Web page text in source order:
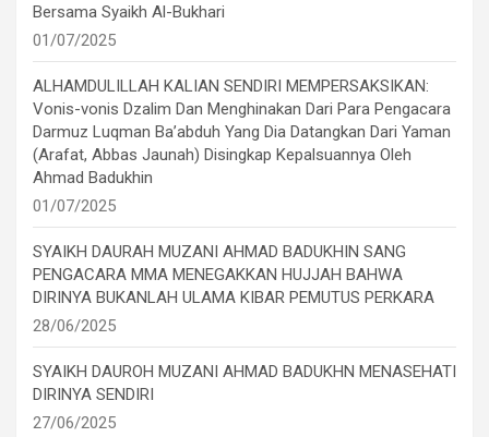
Bersama Syaikh Al-Bukhari
01/07/2025
ALHAMDULILLAH KALIAN SENDIRI MEMPERSAKSIKAN:
Vonis-vonis Dzalim Dan Menghinakan Dari Para Pengacara
Darmuz Luqman Ba’abduh Yang Dia Datangkan Dari Yaman
(Arafat, Abbas Jaunah) Disingkap Kepalsuannya Oleh
Ahmad Badukhin
01/07/2025
SYAIKH DAURAH MUZANI AHMAD BADUKHIN SANG
PENGACARA MMA MENEGAKKAN HUJJAH BAHWA
DIRINYA BUKANLAH ULAMA KIBAR PEMUTUS PERKARA
28/06/2025
SYAIKH DAUROH MUZANI AHMAD BADUKHN MENASEHATI
DIRINYA SENDIRI
27/06/2025